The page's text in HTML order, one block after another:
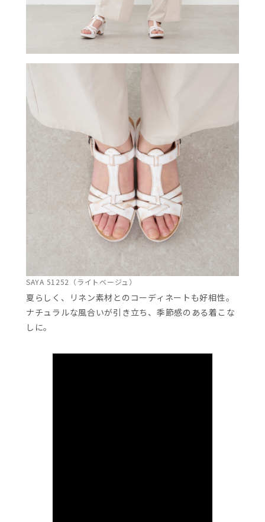
SAYA 51252（ライトベージュ）
夏らしく、リネン素材とのコーディネートも好相性。
ナチュラルな風合いが引き立ち、季節感のある着こな
しに。